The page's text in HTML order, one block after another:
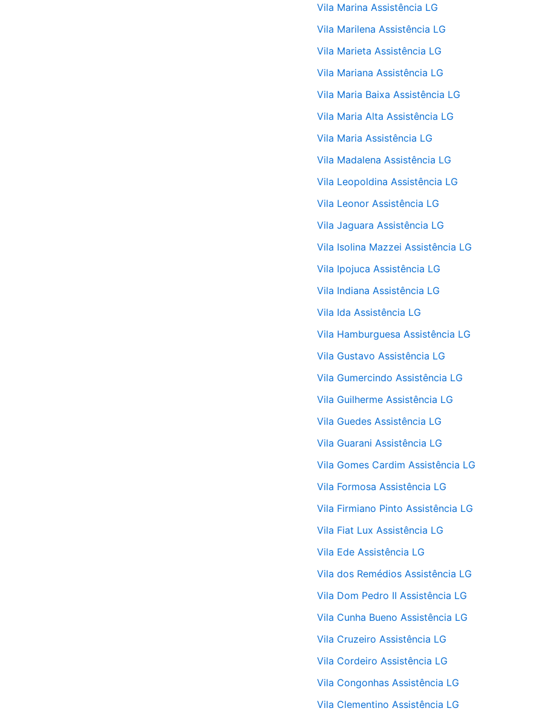
Vila Marina Assistência LG
Vila Marilena Assistência LG
Vila Marieta Assistência LG
Vila Mariana Assistência LG
Vila Maria Baixa Assistência LG
Vila Maria Alta Assistência LG
Vila Maria Assistência LG
Vila Madalena Assistência LG
Vila Leopoldina Assistência LG
Vila Leonor Assistência LG
Vila Jaguara Assistência LG
Vila Isolina Mazzei Assistência LG
Vila Ipojuca Assistência LG
Vila Indiana Assistência LG
Vila Ida Assistência LG
Vila Hamburguesa Assistência LG
Vila Gustavo Assistência LG
Vila Gumercindo Assistência LG
Vila Guilherme Assistência LG
Vila Guedes Assistência LG
Vila Guarani Assistência LG
Vila Gomes Cardim Assistência LG
Vila Formosa Assistência LG
Vila Firmiano Pinto Assistência LG
Vila Fiat Lux Assistência LG
Vila Ede Assistência LG
Vila dos Remédios Assistência LG
Vila Dom Pedro II Assistência LG
Vila Cunha Bueno Assistência LG
Vila Cruzeiro Assistência LG
Vila Cordeiro Assistência LG
Vila Congonhas Assistência LG
Vila Clementino Assistência LG